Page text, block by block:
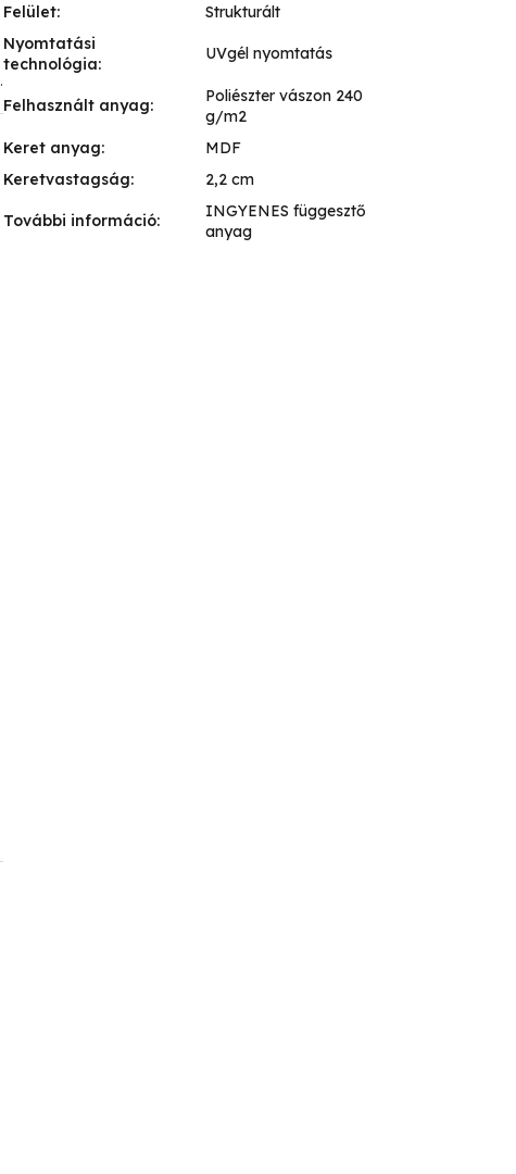
.
Felület:
Strukturált
Nyomtatási
technológia:
UVgél nyomtatás
Felhasznált anyag:
Poliészter vászon 240
g/m2
Keret anyag:
MDF
Keretvastagság: 2,2 cm
További információ:
INGYENES függesztő
anyag